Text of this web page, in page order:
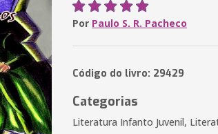
Por Paulo S. R. Pacheco
Código do livro: 29429
Categorias
Literatura Infanto Juvenil,